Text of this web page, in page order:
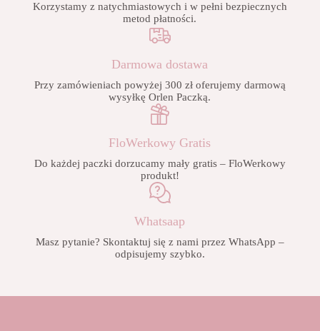
Korzystamy z natychmiastowych i w pełni bezpiecznych
metod płatności.
Darmowa dostawa
Przy zamówieniach powyżej 300 zł oferujemy darmową
wysyłkę Orlen Paczką.
FloWerkowy Gratis
Do każdej paczki dorzucamy mały gratis – FloWerkowy
produkt!
Whatsaap
Masz pytanie? Skontaktuj się z nami przez WhatsApp –
odpisujemy szybko.